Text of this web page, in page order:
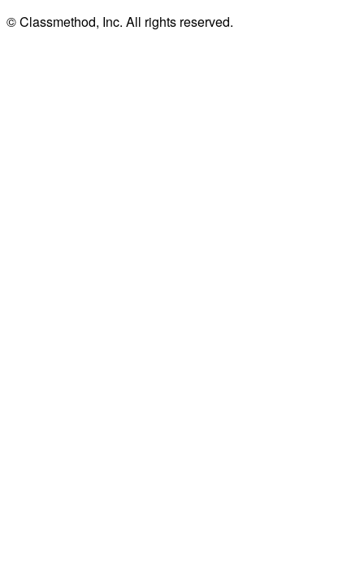
© Classmethod, Inc. All rights reserved.